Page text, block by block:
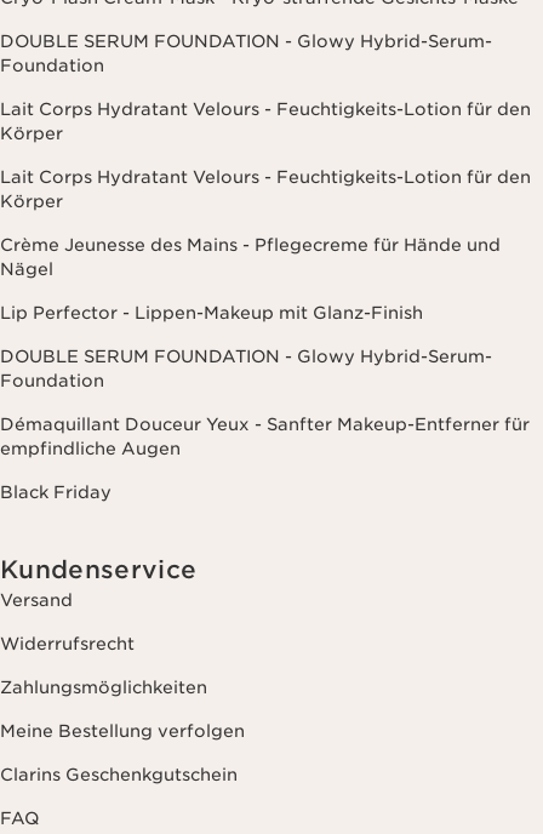
DOUBLE SERUM FOUNDATION - Glowy Hybrid-Serum-
Foundation
Lait Corps Hydratant Velours - Feuchtigkeits-Lotion für den
Körper
Lait Corps Hydratant Velours - Feuchtigkeits-Lotion für den
Körper
Crème Jeunesse des Mains - Pflegecreme für Hände und
Nägel
Lip Perfector - Lippen-Makeup mit Glanz-Finish
DOUBLE SERUM FOUNDATION - Glowy Hybrid-Serum-
Foundation
Démaquillant Douceur Yeux - Sanfter Makeup-Entferner für
empfindliche Augen
Black Friday
Kundenservice
Versand
Widerrufsrecht
Zahlungsmöglichkeiten
Meine Bestellung verfolgen
Clarins Geschenkgutschein
FAQ